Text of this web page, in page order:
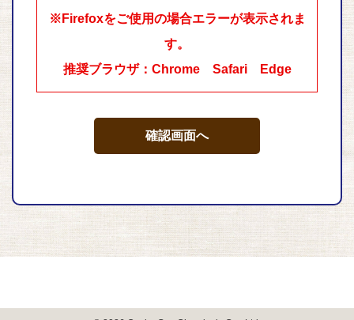
用規約の全ての内容を遵守するものとします。
運営者は、本サービス利用の結果に関してユー
ザーに対して一切の責任を負わないものとし、
当サイト上に表示した時点により効力を生じる
ものとします。
本サービスの利用にあたり、必要な機器やソフ
トウェア、通信手段等をユーザーの費用と責任
で準備をいただく必要があります。
※Firefoxをご使用の場合エラーが表示されま
す。
推奨ブラウザ：Chrome Safari Edge